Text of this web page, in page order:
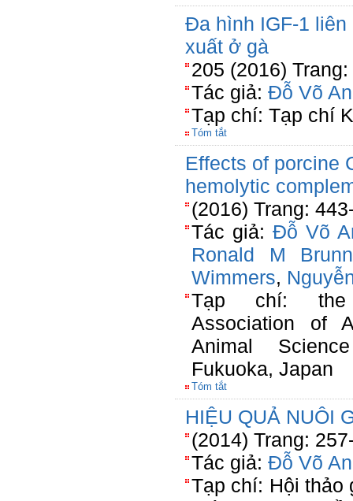
Đa hình IGF-1
xuất ở gà
205 (2016) Trang:
Tác giả: Đỗ Võ
Tạp chí: Tạp chí
Tóm tắt
Effects of porcine
hemolytic
(2016) Trang:
Tác giả: Đỗ Võ
Ronald M
Wimmers,
Tạp chí: the
Association of
Animal
Fukuoka, Japan
Tóm tắt
HIỆU QUẢ NUÔI
(2014) Trang:
Tác giả: Đỗ Võ
Tạp chí: Hội thảo